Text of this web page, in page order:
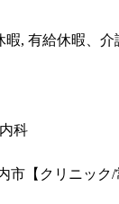
暇, 有給休暇、
科
【クリニック/